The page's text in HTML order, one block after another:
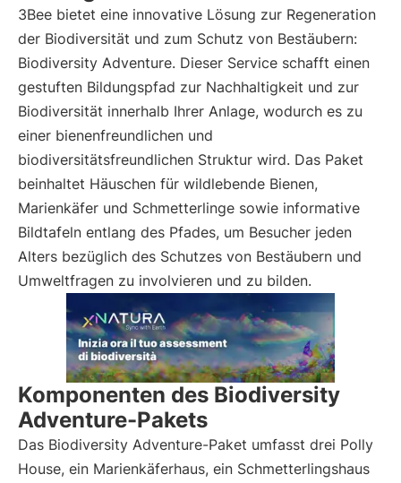
3Bee bietet eine innovative Lösung zur Regeneration
der Biodiversität und zum Schutz von Bestäubern:
Biodiversity Adventure. Dieser Service schafft einen
gestuften Bildungspfad zur Nachhaltigkeit und zur
Biodiversität innerhalb Ihrer Anlage, wodurch es zu
einer bienenfreundlichen und
biodiversitätsfreundlichen Struktur wird. Das Paket
beinhaltet Häuschen für wildlebende Bienen,
Marienkäfer und Schmetterlinge sowie informative
Bildtafeln entlang des Pfades, um Besucher jeden
Alters bezüglich des Schutzes von Bestäubern und
Umweltfragen zu involvieren und zu bilden.
Komponenten des Biodiversity
Adventure-Pakets
Das Biodiversity Adventure-Paket umfasst drei Polly
House, ein Marienkäferhaus, ein Schmetterlingshaus